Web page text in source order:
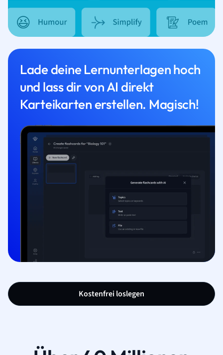
Lade deine Lernunterlagen hoch
und lass dir von AI direkt
Karteikarten erstellen. Magisch!
Kostenfrei loslegen